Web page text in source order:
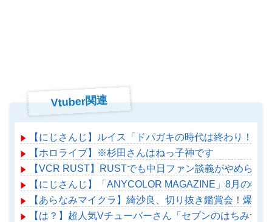
Vtuber関連
【にじさんじ】ルイス「ドパガキの時代は終わり！セ
【ホロライブ】※杉田さんはねっ子神です
【VCR RUST】RUSTでも中日ファン談義がやめられ
【にじさんじ】「ANYCOLOR MAGAZINE」8月の特
【あらなみマイクラ】綺沙良、切り抜き鑑賞会！爆笑
【は？】超人気Vチューバーさん「セブンのはちみ